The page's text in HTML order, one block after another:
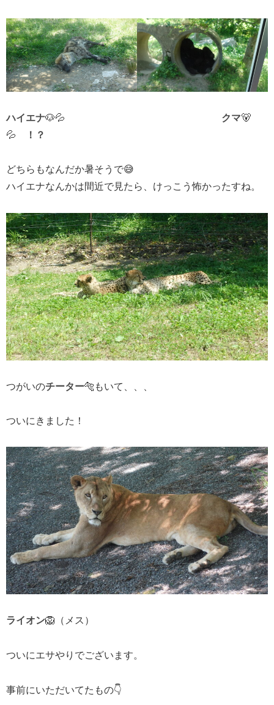
ハイエナ🐶💦 クマ🐻
💦
！？
どちらもなんだか暑そうで😅
ハイエナなんかは間近で見たら、けっこう怖かったすね。
つがいのチーター🐅もいて、、、
ついにきました！
ライオン🦁（メス）
ついにエサやりでございます。
事前にいただいてたもの👇️